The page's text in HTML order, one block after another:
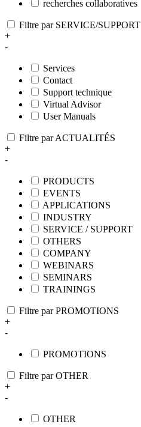
recherches collaboratives
Filtre par SERVICE/SUPPORT
+
-
Services
Contact
Support technique
Virtual Advisor
User Manuals
Filtre par ACTUALITÉS
+
-
PRODUCTS
EVENTS
APPLICATIONS
INDUSTRY
SERVICE / SUPPORT
OTHERS
COMPANY
WEBINARS
SEMINARS
TRAININGS
Filtre par PROMOTIONS
+
-
PROMOTIONS
Filtre par OTHER
+
-
OTHER